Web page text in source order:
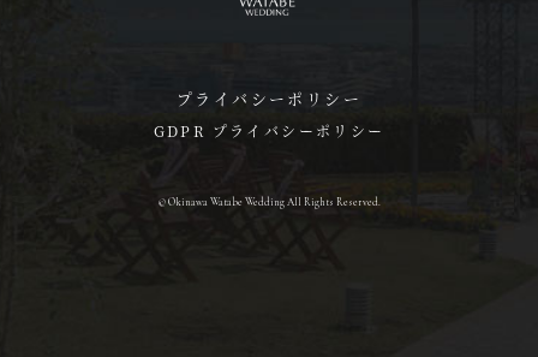
プライバシーポリシー
GDPR プライバシーポリシー
© Okinawa Watabe Wedding All Rights Reserved.